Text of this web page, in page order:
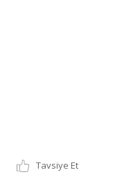
Tavsiye Et